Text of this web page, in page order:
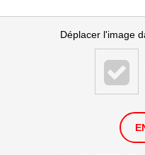
Déplacer l'image